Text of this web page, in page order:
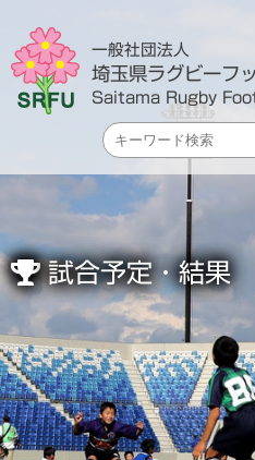
一般社団法人
埼玉県ラグビーフ
Saitama Rugby
試合予定・結果